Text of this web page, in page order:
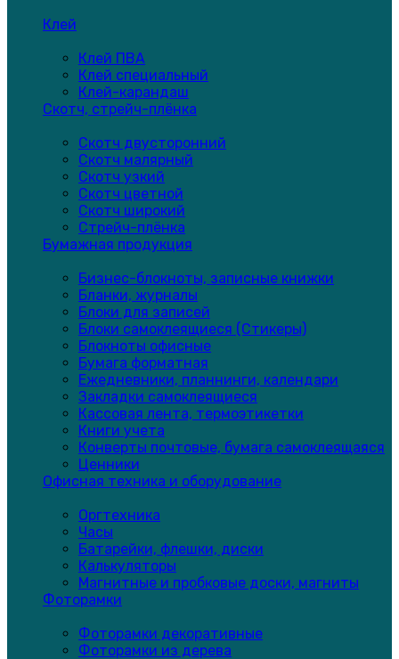
Клей
Клей ПВА
Клей специальный
Клей-карандаш
Скотч, стрейч-плёнка
Скотч двусторонний
Скотч малярный
Скотч узкий
Скотч цветной
Скотч широкий
Стрейч-плёнка
Бумажная продукция
Бизнес-блокноты, записные книжки
Бланки, журналы
Блоки для записей
Блоки самоклеящиеся (Стикеры)
Блокноты офисные
Бумага форматная
Ежедневники, планнинги, календари
Закладки самоклеящиеся
Кассовая лента, термоэтикетки
Книги учета
Конверты почтовые, бумага самоклеящаяся
Ценники
Офисная техника и оборудование
Оргтехника
Часы
Батарейки, флешки, диски
Калькуляторы
Магнитные и пробковые доски, магниты
Фоторамки
Фоторамки декоративные
Фоторамки из дерева